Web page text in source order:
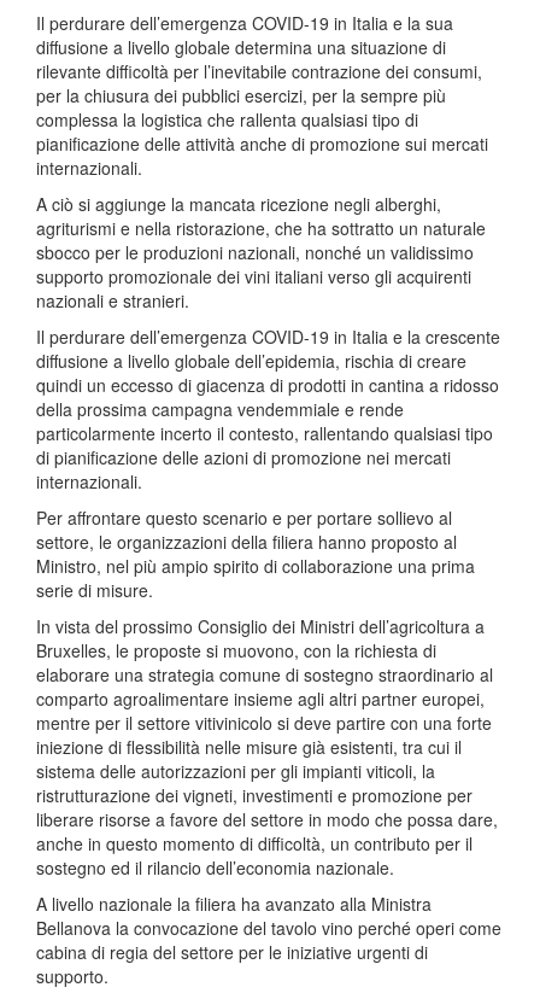
Il perdurare dell’emergenza COVID-19 in Italia e la sua
diffusione a livello globale determina una situazione di
rilevante difficoltà per l’inevitabile contrazione dei consumi,
per la chiusura dei pubblici esercizi, per la sempre più
complessa la logistica che rallenta qualsiasi tipo di
pianificazione delle attività anche di promozione sui mercati
internazionali.
A ciò si aggiunge la mancata ricezione negli alberghi,
agriturismi e nella ristorazione, che ha sottratto un naturale
sbocco per le produzioni nazionali, nonché un validissimo
supporto promozionale dei vini italiani verso gli acquirenti
nazionali e stranieri.
Il perdurare dell’emergenza COVID-19 in Italia e la crescente
diffusione a livello globale dell’epidemia, rischia di creare
quindi un eccesso di giacenza di prodotti in cantina a ridosso
della prossima campagna vendemmiale e rende
particolarmente incerto il contesto, rallentando qualsiasi tipo
di pianificazione delle azioni di promozione nei mercati
internazionali.
Per affrontare questo scenario e per portare sollievo al
settore, le organizzazioni della filiera hanno proposto al
Ministro, nel più ampio spirito di collaborazione una prima
serie di misure.
In vista del prossimo Consiglio dei Ministri dell’agricoltura a
Bruxelles, le proposte si muovono, con la richiesta di
elaborare una strategia comune di sostegno straordinario al
comparto agroalimentare insieme agli altri partner europei,
mentre per il settore vitivinicolo si deve partire con una forte
iniezione di flessibilità nelle misure già esistenti, tra cui il
sistema delle autorizzazioni per gli impianti viticoli, la
ristrutturazione dei vigneti, investimenti e promozione per
liberare risorse a favore del settore in modo che possa dare,
anche in questo momento di difficoltà, un contributo per il
sostegno ed il rilancio dell’economia nazionale.
A livello nazionale la filiera ha avanzato alla Ministra
Bellanova la convocazione del tavolo vino perché operi come
cabina di regia del settore per le iniziative urgenti di
supporto.